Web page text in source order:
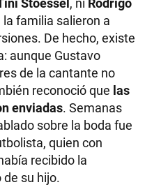
familia salieron a
De hecho, existe
aunque Gustavo
de la cantante no
reconoció que las
enviadas. Semanas
sobre la boda fue
quien con
recibido la
su hijo.